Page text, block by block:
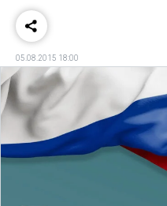
05.08.2015 18:00